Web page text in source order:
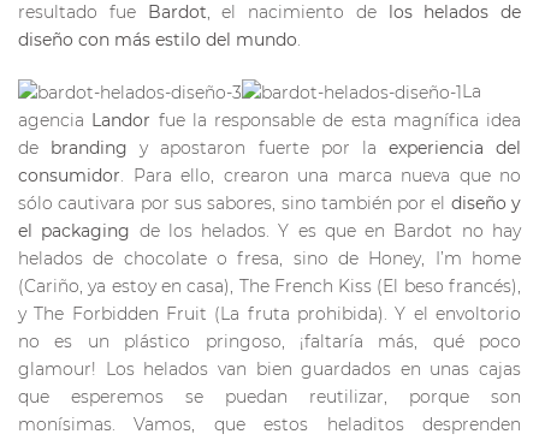
resultado fue
Bardot, el nacimiento de
los helados de
diseño con más estilo del mundo.
La
agencia Landor fue la responsable de esta magnífica idea
de branding y apostaron fuerte por la experiencia del
consumidor. Para ello, crearon una marca nueva que no
sólo cautivara por sus sabores, sino también por el diseño y
el packaging de los helados. Y es que en Bardot no hay
helados de chocolate o fresa, sino de Honey, I’m home
(Cariño, ya estoy en casa), The French Kiss (El beso francés),
y The Forbidden Fruit (La fruta prohibida). Y el envoltorio
no es un plástico pringoso, ¡faltaría más, qué poco
glamour! Los helados van bien guardados en unas cajas
que esperemos se puedan reutilizar, porque son
monísimas. Vamos, que estos heladitos desprenden